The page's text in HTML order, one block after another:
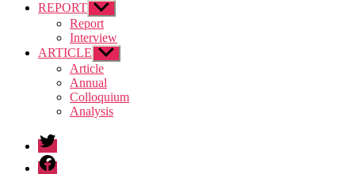
REPORT Show
sub
menu
Report
Interview
ARTICLE Show
sub
menu
Article
Annual
Colloquium
Analysis
twitter
facebook